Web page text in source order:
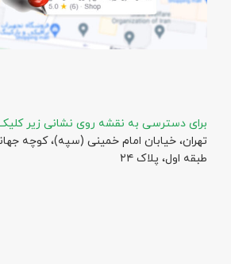
برای دسترسی به نقشه روی نشانی زیر
تهران، خیابان امام خمینی (سپه)، کوچه
طبقه اول، پلاک ۲۴